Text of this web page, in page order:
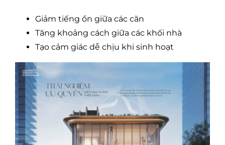
Giảm tiếng ồn giữa các căn
Tăng khoảng cách giữa các khối nhà
Tạo cảm giác dễ chịu khi sinh hoạt